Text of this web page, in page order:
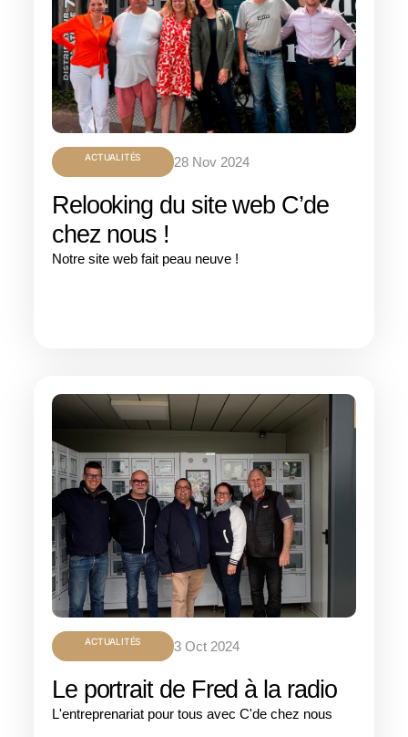
ACTUALITÉS 28 Nov 2024
Relooking du site web C’de
chez nous !
Notre site web fait peau neuve !
ACTUALITÉS 3 Oct 2024
Le portrait de Fred à la radio
L'entreprenariat pour tous avec C'de chez nous